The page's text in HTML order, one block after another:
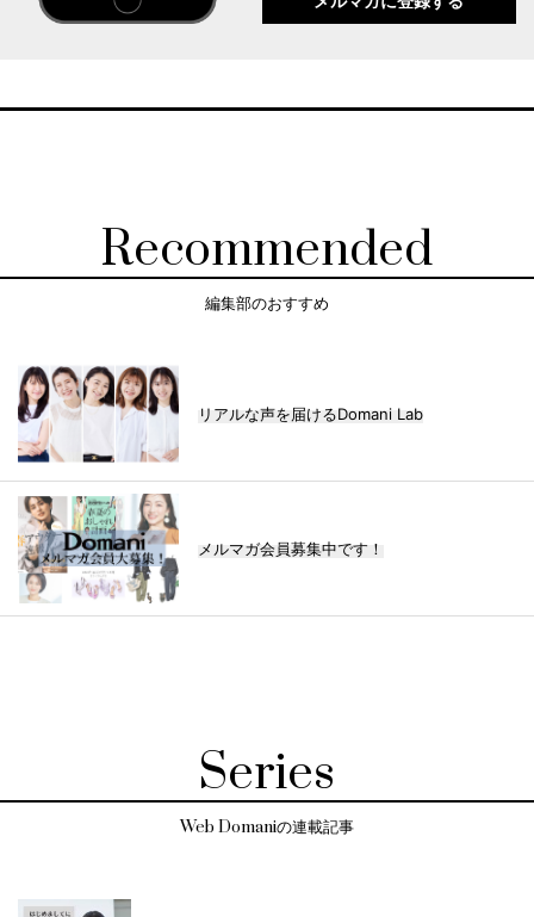
Recommended
編集部のおすすめ
リアルな声を届けるDomani Lab
メルマガ会員募集中です！
Series
Web Domaniの連載記事